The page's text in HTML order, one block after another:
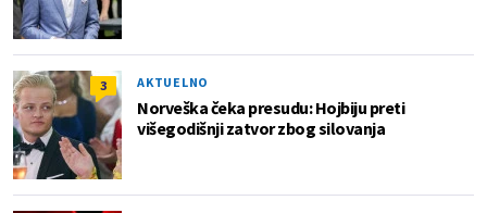
3 AKTUELNO
Norveška čeka presudu: Hojbiju preti
višegodišnji zatvor zbog silovanja